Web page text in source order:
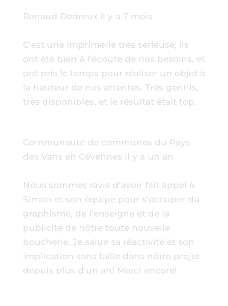
Renaud Dedreux il y a 7 mois
C'est une imprimerie très sérieuse, ils
ont été bien à l'écoute de nos besoins, et
ont pris le temps pour réaliser un objet à
la hauteur de nos attentes. Très gentils,
très disponibles, et le résultat était top.
Communauté de communes du Pays
des Vans en Cévennes il y a un an
Nous sommes ravis d'avoir fait appel à
Simon et son équipe pour s'occuper du
graphisme, de l'enseigne et de la
publicité de nôtre toute nouvelle
boucherie. Je salue sa réactivité et son
implication sans faille dans nôtre projet
depuis plus d'un an! Merci encore!